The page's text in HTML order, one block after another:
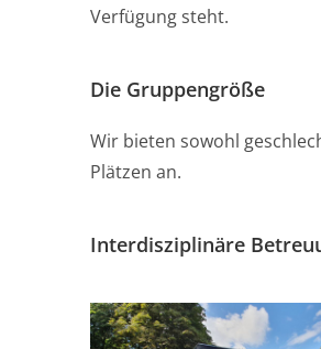
Verfügung steht.
Die Gruppengröße
Wir bieten sowohl
Plätzen an.
Interdisziplinäre